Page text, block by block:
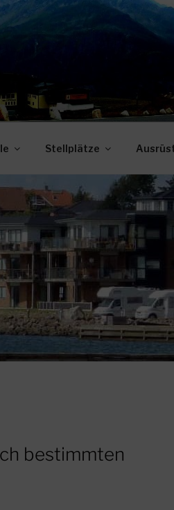
Stellplätze
bestimmten